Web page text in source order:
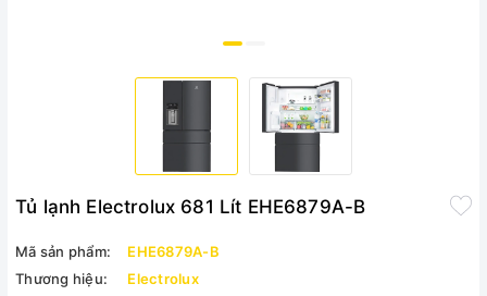
Tủ lạnh Electrolux 681 Lít EHE6879A-B
Mã sản phẩm:
EHE6879A-B
Thương hiệu:
Electrolux